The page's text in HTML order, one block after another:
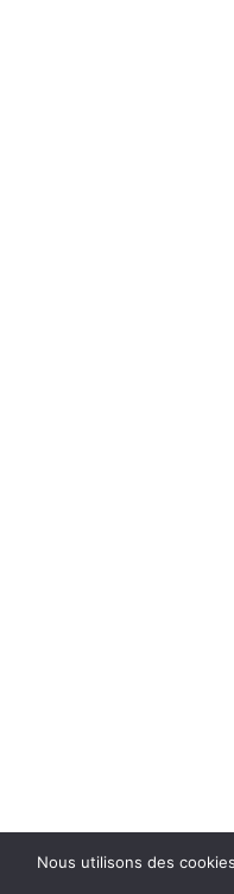
Nous utilisons des